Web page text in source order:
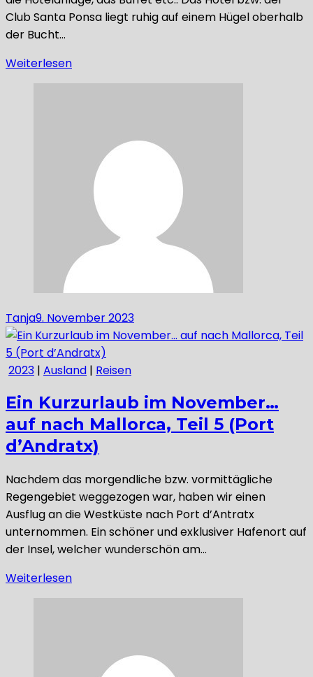
Club Santa Ponsa liegt ruhig auf einem Hügel oberhalb
der Bucht…
Weiterlesen
Tanja9. November 2023
2023 | Ausland | Reisen
Ein Kurzurlaub im November…
auf nach Mallorca, Teil 5 (Port
d’Andratx)
Nachdem das morgendliche bzw. vormittägliche
Regengebiet weggezogen war, haben wir einen
Ausflug an die Westküste nach Port d’Antratx
unternommen. Ein schöner und exklusiver Hafenort auf
der Insel, welcher wunderschön am…
Weiterlesen